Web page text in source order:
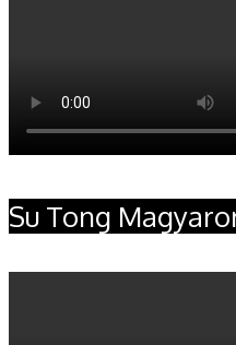
Su Tong